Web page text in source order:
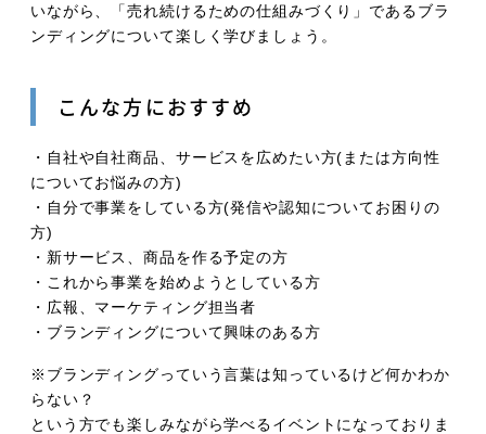
いながら、「売れ続けるための仕組みづくり」であるブラ
ンディングについて楽しく学びましょう。
こんな方におすすめ
・自社や自社商品、サービスを広めたい方(または方向性
についてお悩みの方)
・自分で事業をしている方(発信や認知についてお困りの
方)
・新サービス、商品を作る予定の方
・これから事業を始めようとしている方
・広報、マーケティング担当者
・ブランディングについて興味のある方
※ブランディングっていう言葉は知っているけど何かわか
らない？
という方でも楽しみながら学べるイベントになっておりま